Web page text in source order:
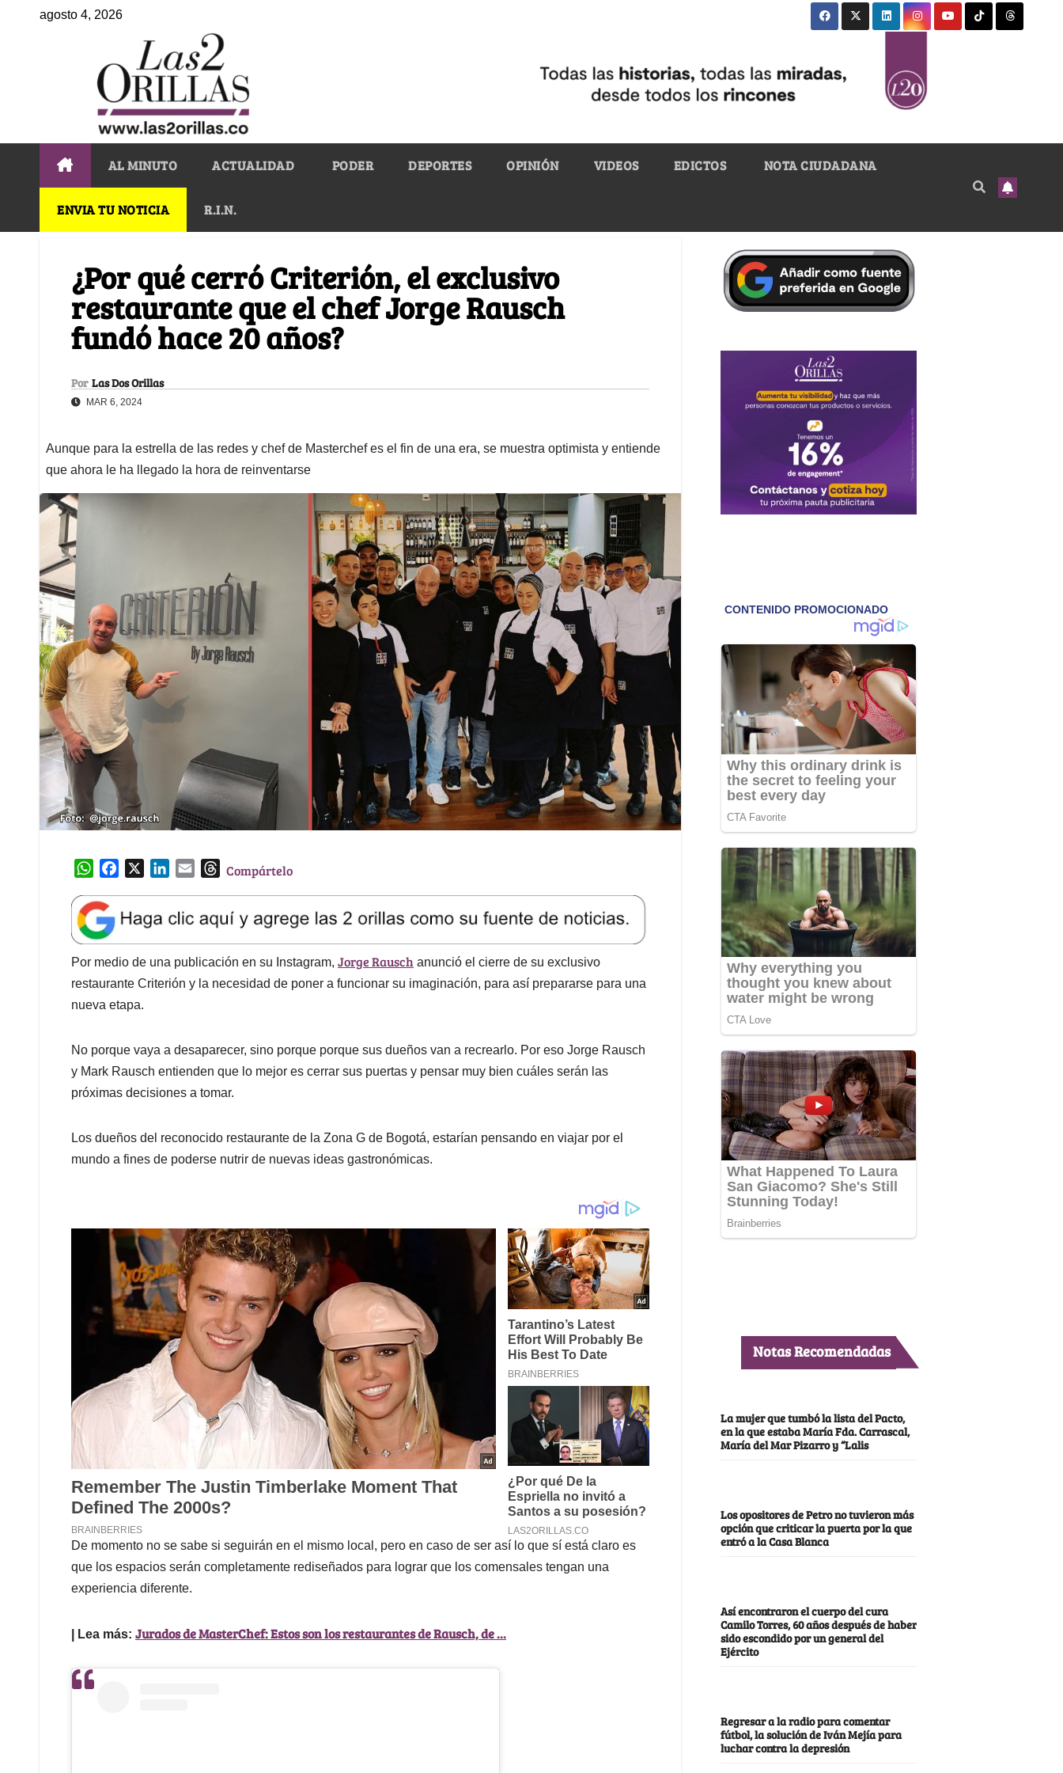
agosto 4, 2026
AL MINUTO ACTUALIDAD PODER DEPORTES OPINIÓN VIDEOS EDICTOS NOTA CIUDADANA
ENVIA TU NOTICIA R.I.N.
¿Por qué cerró Criterión, el exclusivo
restaurante que el chef Jorge Rausch
fundó hace 20 años?
Por Las Dos Orillas
MAR 6, 2024
Aunque para la estrella de las redes y chef de Masterchef es el fin de una era, se muestra optimista y entiende
que ahora le ha llegado la hora de reinventarse
W
a
t
s
A
p
p
e
b
o
o
k
k
e
d
I
l
T
e
a
d
s
Compártelo
Por medio de una publicación en su Instagram, Jorge Rausch anunció el cierre de su exclusivo
restaurante Criterión y la necesidad de poner a funcionar su imaginación, para así prepararse para una
nueva etapa.
No porque vaya a desaparecer, sino porque porque sus dueños van a recrearlo. Por eso Jorge Rausch
y Mark Rausch entienden que lo mejor es cerrar sus puertas y pensar muy bien cuáles serán las
próximas decisiones a tomar.
Los dueños del reconocido restaurante de la Zona G de Bogotá, estarían pensando en viajar por el
mundo a fines de poderse nutrir de nuevas ideas gastronómicas.
De momento no se sabe si seguirán en el mismo local, pero en caso de ser así lo que sí está claro es
que los espacios serán completamente rediseñados para lograr que los comensales tengan una
experiencia diferente.
| Lea más: Jurados de MasterChef: Estos son los restaurantes de Rausch, de ...
Notas Recomendadas
La mujer que tumbó la lista del Pacto,
en la que estaba María Fda. Carrascal,
María del Mar Pizarro y “Lalis
Los opositores de Petro no tuvieron más
opción que criticar la puerta por la que
entró a la Casa Blanca
Así encontraron el cuerpo del cura
Camilo Torres, 60 años después de haber
sido escondido por un general del
Ejército
Regresar a la radio para comentar
fútbol, la solución de Iván Mejía para
luchar contra la depresión